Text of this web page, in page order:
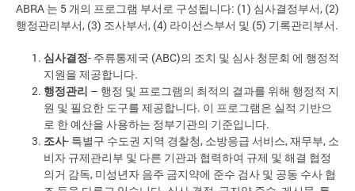
ABRA 는 5 개의 프로그램 부서로 구성됩니다: (1) 심사결정부서, (2)
행정관리부서, (3) 조사부서, (4) 라이선스부서 및 (5) 기록관리부서.
심사결정- 주류통제국 (ABC)의 조치 및 심사 청문회 에 행정적
지원을 제공합니다.
행정관리 – 행정 및 프로그램의 최적의 결과를 위해 행정적 지
원 및 필요한 도구를 제공합니다. 이 프로그램은 실적 기반으
로 한 예산을 사용하는 정부기관의 기준입니다.
조사- 특별구 수도권 지역 경찰청, 소방응급 서비스, 재무부, 소
비자 규제관리부 및 다른 기관과 협력하여 규제 및 해결 협정
의거 감독, 미성년자 음주 금지약에 준수 검사 및 공동 수사 협